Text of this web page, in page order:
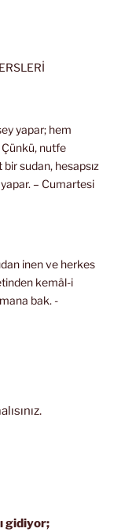
yapar; hem
Çünkü, nutfe
sudan, hesapsız
– Cumartesi
inen ve herkes
kemâl-i
bak. -
.
gidiyor;